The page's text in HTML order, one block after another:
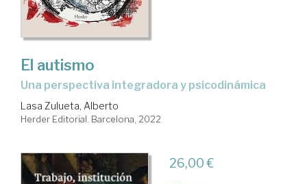
El autismo
una perspectiva integradora y psicodinámica
Lasa Zulueta, Alberto
Herder Editorial. Barcelona, 2022
26,00 €